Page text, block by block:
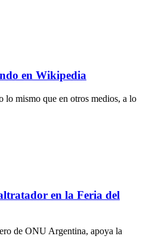
en Wikipedia
lo mismo que en otros medios, a lo
en la Feria del
de ONU Argentina, apoya la